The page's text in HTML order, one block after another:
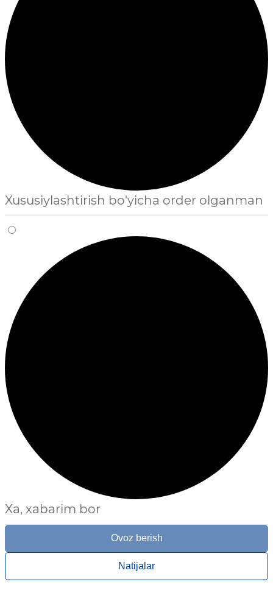
Xususiylashtirish bo'yicha order olganman
Xa, xabarim bor
Ovoz berish
Natijalar